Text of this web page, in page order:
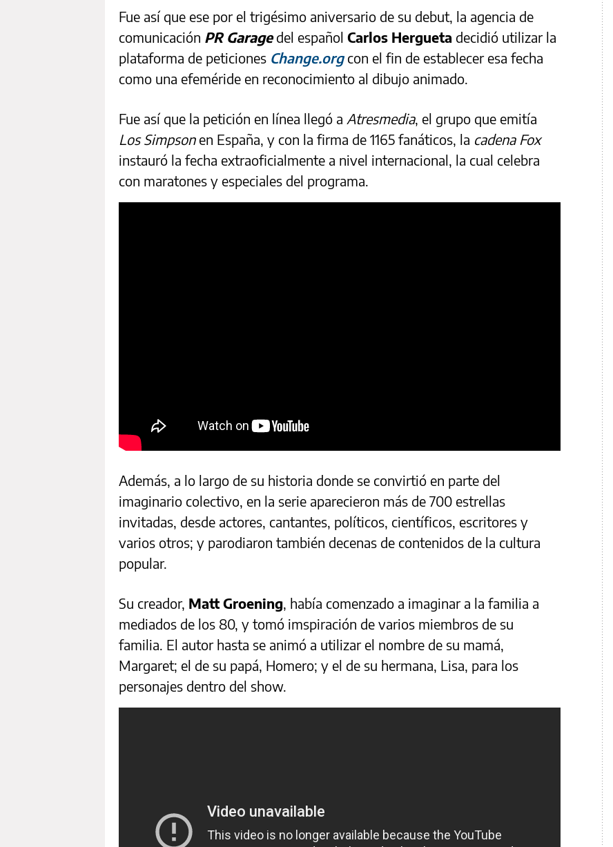
Fue así que ese por el trigésimo aniversario de su debut, la agencia de
comunicación PR Garage del español Carlos Hergueta decidió utilizar la
plataforma de peticiones Change.org con el fin de establecer esa fecha
como una efeméride en reconocimiento al dibujo animado.
Fue así que la petición en línea llegó a Atresmedia, el grupo que emitía
Los Simpson en España, y con la firma de 1165 fanáticos, la cadena Fox
instauró la fecha extraoficialmente a nivel internacional, la cual celebra
con maratones y especiales del programa.
Además, a lo largo de su historia donde se convirtió en parte del
imaginario colectivo, en la serie aparecieron más de 700 estrellas
invitadas, desde actores, cantantes, políticos, científicos, escritores y
varios otros; y parodiaron también decenas de contenidos de la cultura
popular.
Su creador, Matt Groening, había comenzado a imaginar a la familia a
mediados de los 80, y tomó imspiración de varios miembros de su
familia. El autor hasta se animó a utilizar el nombre de su mamá,
Margaret; el de su papá, Homero; y el de su hermana, Lisa, para los
personajes dentro del show.